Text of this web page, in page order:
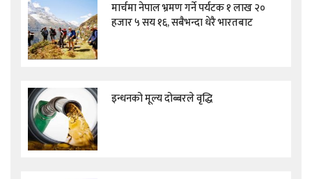
मार्चमा नेपाल भ्रमण गर्ने पर्यटक १ लाख २०
हजार ५ सय १६, सबैभन्दा धेरै भारतबाट
इन्धनको मूल्य दोब्बरले वृद्धि